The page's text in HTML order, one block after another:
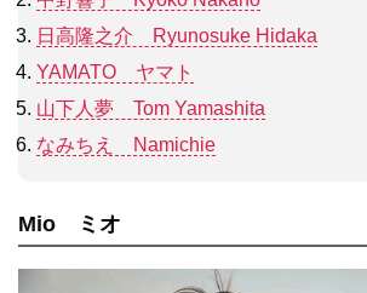
日高隆之介 Ryunosuke Hidaka
YAMATO ヤマ ト
山下人夢 Tom Yamashita
なみちえ Namichie
Mio ミオ